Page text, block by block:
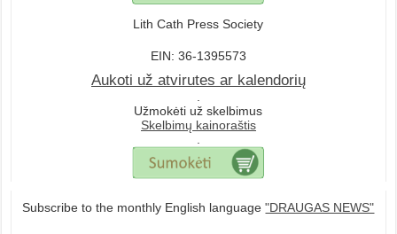
Lith Cath Press Society
EIN: 36-1395573
Aukoti už atvirutes ar kalendorių
.
Užmokėti už skelbimus
Skelbimų kainoraštis
.
Subscribe to the monthly English language"DRAUGAS NEWS"